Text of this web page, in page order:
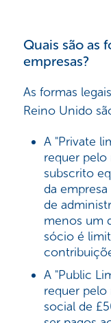
Quais são as
empresas?
As formas
Reino Unido
A "Private
requer
subscrito
da
de
menos um
sócio é
A "Public
requer
social de